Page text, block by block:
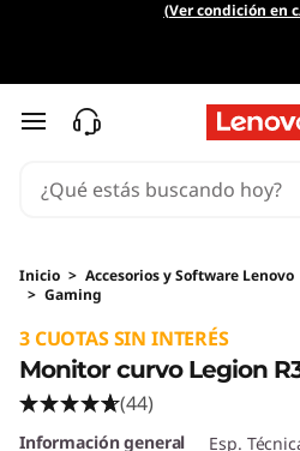
(Ver condición en
Ir al contenido principal
Inicio > Accesorios y Software Lenovo
> Gaming
3 CUOTAS SIN INTERÉS
Monitor curvo Legion
(44)
Información general Esp.
Original Price